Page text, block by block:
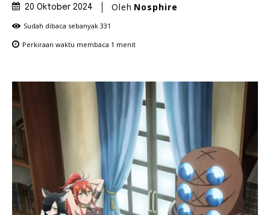
20 Oktober 2024 Oleh Nosphire
Sudah dibaca sebanyak 331
Perkiraan waktu membaca 1 menit